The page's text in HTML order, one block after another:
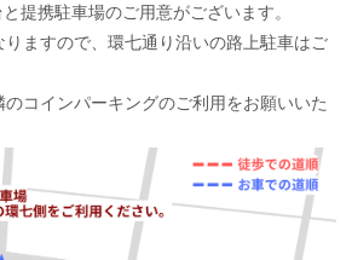
提携駐車場のご用意がございます。
ますので、環七通り沿いの路上駐車はご
コインパーキングのご利用をお願いいた